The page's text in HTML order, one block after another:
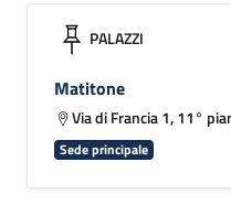
PALAZZI
Matitone
Via di Francia 1, 11°
Sede principale